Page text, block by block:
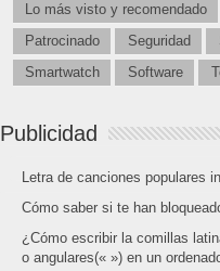
Lo más visto y recomendado
Patrocinado
Seguridad
Smartwatch
Software
Publicidad
Letra de canciones populares
Cómo saber si te han
¿Cómo escribir la comillas
o angulares(« ») en un